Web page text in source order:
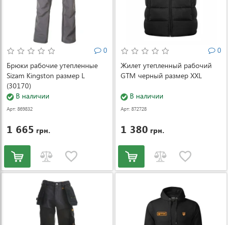
0
Брюки рабочие утепленные
Sizam Kingston размер L
(30170)
В наличии
Арт: 869832
1 665 грн.
0
Жилет утепленный рабочий
GTM черный размер XXL
В наличии
Арт: 872728
1 380 грн.